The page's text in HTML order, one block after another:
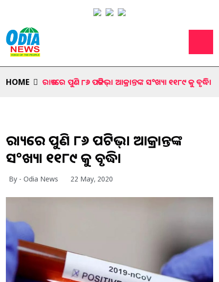
HOME ରାଜ୍ୟରେ ପୁଣି ୮୬ ପଜିଟିଭ୍। ଆକ୍ରାନ୍ତଙ୍କ ସ°ଖ୍ୟା ୧୧୮୯ କୁ ବୃଦ୍ଧି।
ରାଜ୍ୟରେ ପୁଣି ୮୬ ପଜିଟିଭ୍। ଆକ୍ରାନ୍ତଙ୍କ
ସ°ଖ୍ୟା ୧୧୮୯ କୁ ବୃଦ୍ଧି।
By - Odia News 22 May, 2020